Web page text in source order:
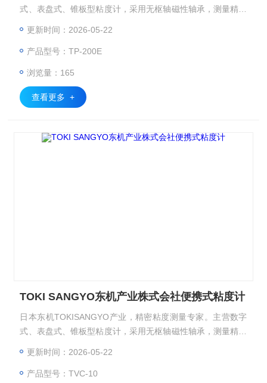
式、表盘式、锥板型粘度计，采用无枢轴磁性轴承，测量精准
YO东机产业锥板式精密粘度计
更新时间：2026-05-22
产品型号：TP-200E
浏览量：165
查看更多 +
TOKI SANGYO东机产业株式会社便携式粘度计
日本东机TOKISANGYO产业，精密粘度测量专家。主营数字
式、表盘式、锥板型粘度计，采用无枢轴磁性轴承，测量精准
东机产业株式会社便携式粘度计
更新时间：2026-05-22
产品型号：TVC-10